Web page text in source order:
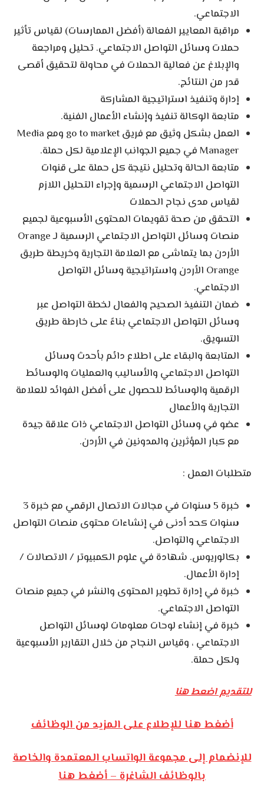
الاجتماعي.
مراقبة المعايير الفعالة (أفضل الممارسات) لقياس تأثير
حملات وسائل التواصل الاجتماعي. تحليل ومراجعة
والإبلاغ عن فعالية الحملات في محاولة لتحقيق أقصى
قدر من النتائج.
إدارة وتنفيذ استراتيجية المشاركة
متابعة الوكالة تنفيذ وإنشاء الأعمال الفنية.
العمل بشكل وثيق مع فريق go to market ومع Media
Manager في جميع الجوانب الإعلامية لكل حملة.
متابعة الحالة وتحليل نتيجة كل حملة على قنوات
التواصل الاجتماعي الرسمية وإجراء التحليل اللازم
لقياس مدى نجاح الحملات
التحقق من صحة تقويمات المحتوى الأسبوعية لجميع
منصات وسائل التواصل الاجتماعي الرسمية لـ Orange
الأردن بما يتماشى مع العلامة التجارية وخريطة طريق
Orange الأردن واستراتيجية وسائل التواصل
الاجتماعي.
ضمان التنفيذ الصحيح والفعال لخطة التواصل عبر
وسائل التواصل الاجتماعي بناءً على خارطة طريق
التسويق.
المتابعة والبقاء على اطلاع دائم بأحدث وسائل
التواصل الاجتماعي والأساليب والعمليات والوسائط
الرقمية والوسائط للحصول على أفضل الفوائد للعلامة
التجارية والأعمال
عضو في وسائل التواصل الاجتماعي ذات علاقة جيدة
مع كبار المؤثرين والمدونين في الأردن.
متطلبات العمل :
خبرة 5 سنوات في مجالات الاتصال الرقمي مع خبرة 3
سنوات كحد أدنى في إنشاءات محتوى منصات التواصل
الاجتماعي والتواصل.
بكالوريوس. شهادة في علوم الكمبيوتر / الاتصالات /
إدارة الأعمال.
خبرة في إدارة تطوير المحتوى والنشر في جميع منصات
التواصل الاجتماعي.
خبرة في إنشاء لوحات معلومات لوسائل التواصل
الاجتماعي ، وقياس النجاح من خلال التقارير الأسبوعية
ولكل حملة.
للتقديم اضعط هنا
أضغط هنا للإطلاع على المزيد من الوظائف
للإنضمام إلى مجموعة الواتساب المعتمدة والخاصة
بالوظائف الشاغرة – أضغط هنا